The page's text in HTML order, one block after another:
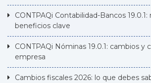
CONTPAQi Contabilidad-Bancos
beneficios clave
CONTPAQi Nóminas 19.0.1: cambios y
empresa
Cambios fiscales 2026: lo que debes